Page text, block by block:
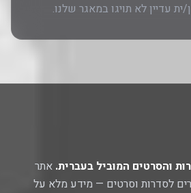
עדיין לא תויגו במאגר שלנו.
אתר
לסדרות וסרטים — מידע מלא על